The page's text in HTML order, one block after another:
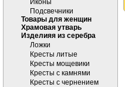
Иконы
Подсвечники
Товары для женщин
Храмовая утварь
Изделияя из серебра
Ложки
Кресты литые
Кресты мощевики
Кресты с камнями
Кресты с чернением